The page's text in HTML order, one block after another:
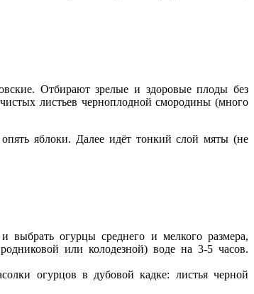
Отбирают зрелые и здоровые плоды без
листьев черноплодной смородины (много
яблоки. Далее идёт тонкий слой мяты (не
выбрать огурцы среднего и мелкого размера,
или колодезной) воде на 3-5 часов.
огурцов в дубовой кадке: листья черной